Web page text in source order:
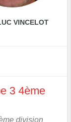
VINCELOT
3 4ème
division